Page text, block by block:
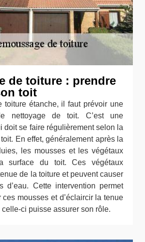
de toiture : prendre
toit
toiture étanche, il faut prévoir une
nettoyage de toit. C’est une
doit se faire régulièrement selon la
En effet, généralement après la
les mousses et les végétaux
surface du toit. Ces végétaux
de la toiture et peuvent causer
d’eau. Cette intervention permet
ces mousses et d’éclaircir la tenue
ci puisse assurer son rôle.